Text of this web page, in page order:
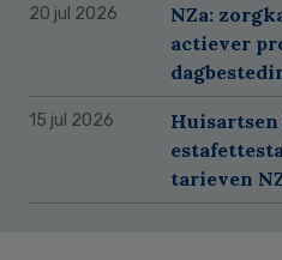
20 jul 2026
NZa:
actiever
15 jul 2026
Huisartsen
tarieven